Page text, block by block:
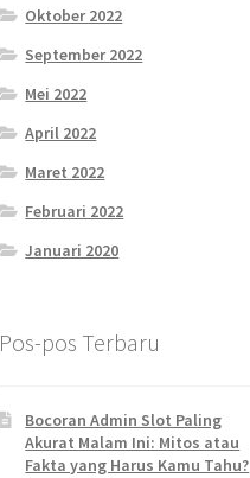
Oktober 2022
September 2022
Mei 2022
April 2022
Maret 2022
Februari 2022
Januari 2020
Pos-pos Terbaru
Bocoran Admin Slot Paling
Akurat Malam Ini: Mitos atau
Fakta yang Harus Kamu Tahu?